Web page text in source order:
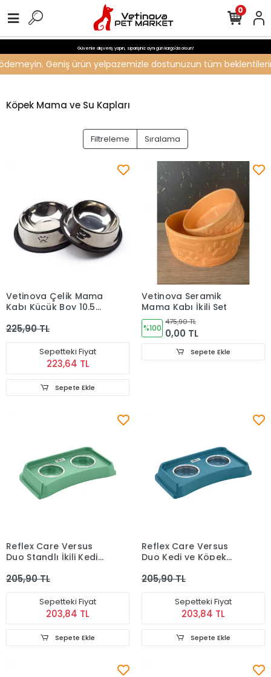
Güvenle alışveriş yapın, siparişiniz aynı gün kargo'da olsun!
Geniş ürün yelpazemizle dostunuzun tüm beklentilerini
0
Köpek Mama ve Su Kapları
Filtreleme Sıralama
Vetinova Çelik Mama
Kabı Küçük Boy 10.5
225,90 TL
Sepetteki Fiyat
223,64 TL
Sepete Ekle
Vetinova Seramik
Mama Kabı İkili Set
%100
475,90 TL
0,00 TL
Sepete Ekle
Reflex Care Versus
Duo Standlı İkili Kedi
Yeşil
205,90 TL
Sepetteki Fiyat
203,84 TL
Sepete Ekle
Reflex Care Versus
Duo Kedi ve Köpek
205,90 TL
Sepetteki Fiyat
203,84 TL
Sepete Ekle